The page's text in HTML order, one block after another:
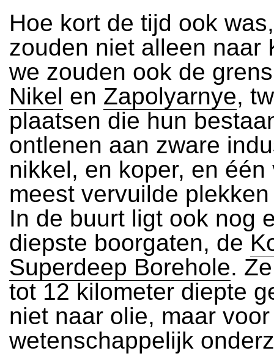
Hoe kort de tijd ook
zouden niet alleen naar
we zouden ook de
Nikel en Zapolyarnye,
plaatsen die hun
ontlenen aan zware
nikkel, en koper, en één
meest vervuilde
In de buurt ligt ook nog
diepste boorgaten, de
Superdeep Borehole.
tot 12 kilometer diepte
niet naar olie, maar voor
wetenschappelijk